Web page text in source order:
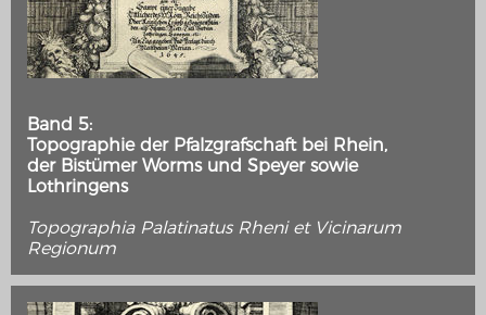
WEIMAR: THE ESSENCE AND VALUE OF DEMOCRACY
Government programme
Band 5:
Topographie der Pfalzgrafschaft bei Rhein,
der Bistümer Worms und Speyer sowie
Lothringens
Topographia Palatinatus Rheni et Vicinarum
Regionum